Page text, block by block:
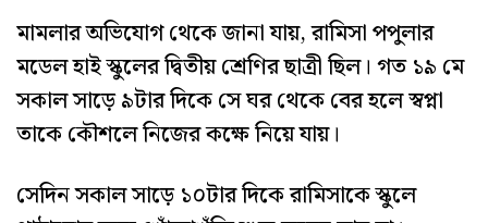
মামলার অভিযোগ থেকে জানা যায়, রামিসা পপুলার
মডেল হাই স্কুলের দ্বিতীয় শ্রেণির ছাত্রী ছিল। গত ১৯ মে
সকাল সাড়ে ৯টার দিকে সে ঘর থেকে বের হলে স্বপ্না
তাকে কৌশলে নিজের কক্ষে নিয়ে যায়।
সেদিন সকাল সাড়ে ১০টার দিকে রামিসাকে স্কুলে